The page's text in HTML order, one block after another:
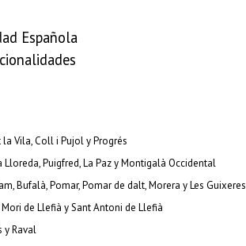
Española
la Vila, Coll i Pujol y Progrés
Lloreda, Puigfred, La Paz y Montigalà Occidental
Bufalà, Pomar, Pomar de dalt, Morera y Les Guixeres
de Llefià y Sant Antoni de Llefià
y Raval